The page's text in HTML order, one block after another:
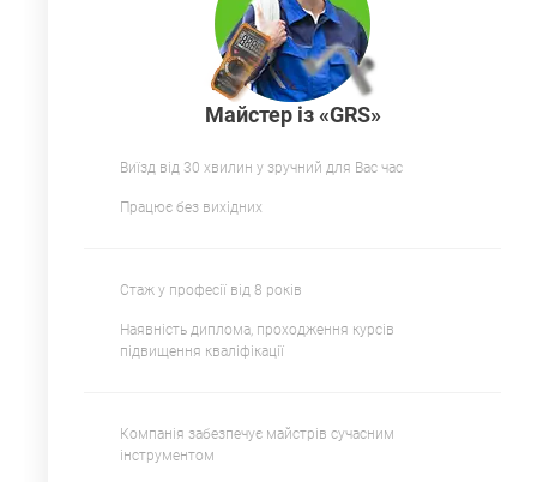
Майстер із «GRS»
Виїзд від 30 хвилин у зручний для Вас час
Працює без вихідних
Стаж у професії від 8 років
Наявність диплома, проходження курсів
підвищення кваліфікації
Компанія забезпечує майстрів сучасним
інструментом